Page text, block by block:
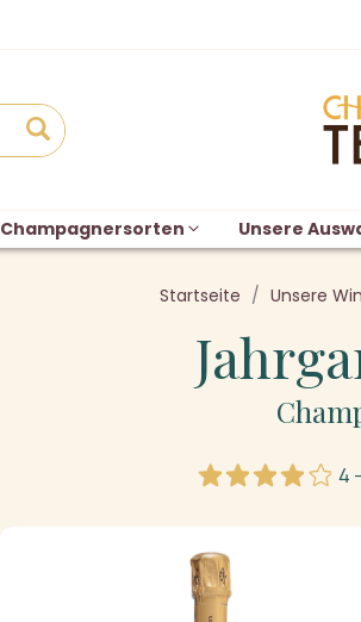
Champagnersorten Unsere
Startseite Unsere
4